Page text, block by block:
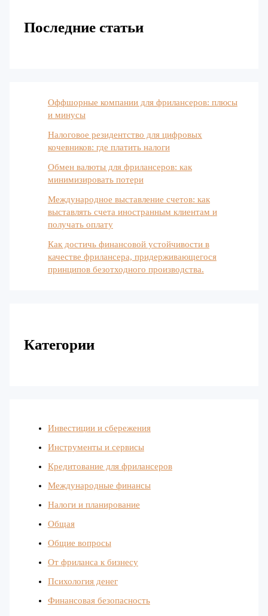
Последние статьи
Оффшорные компании для фрилансеров: плюсы
и минусы
Налоговое резидентство для цифровых
кочевников: где платить налоги
Обмен валюты для фрилансеров: как
минимизировать потери
Международное выставление счетов: как
выставлять счета иностранным клиентам и
получать оплату
Как достичь финансовой устойчивости в
качестве фрилансера, придерживающегося
принципов безотходного производства.
Категории
Инвестиции и сбережения
Инструменты и сервисы
Кредитование для фрилансеров
Международные финансы
Налоги и планирование
Общая
Общие вопросы
От фриланса к бизнесу
Психология денег
Финансовая безопасность